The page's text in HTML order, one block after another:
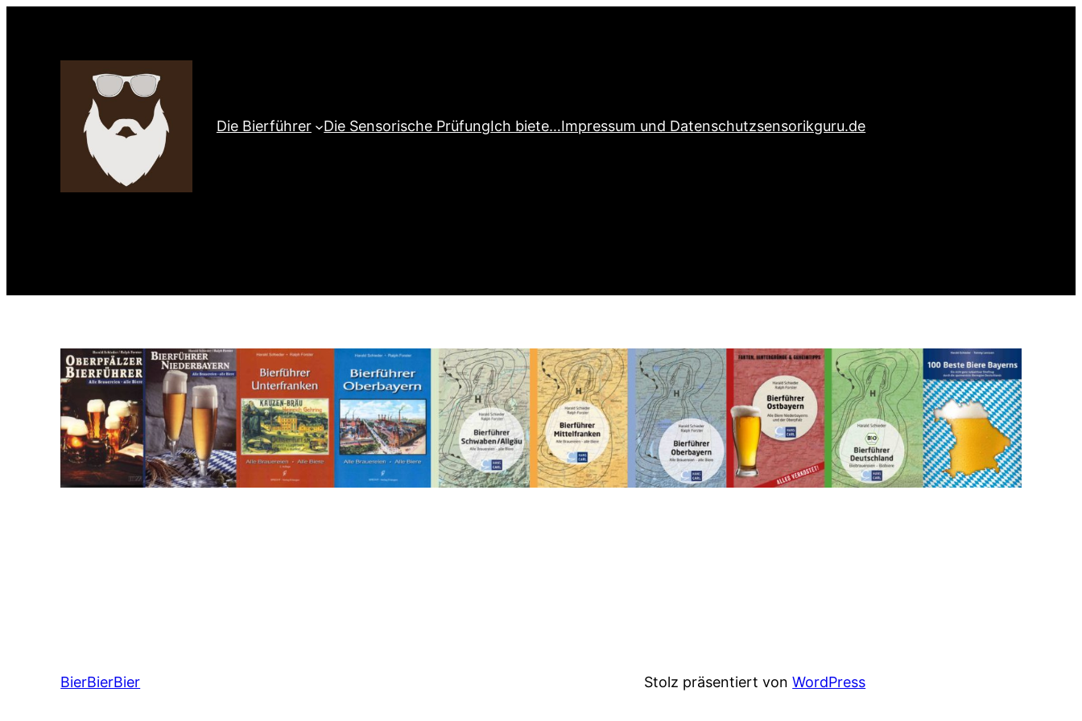
springen
Die Bierführer Die Sensorische PrüfungIch biete…Impressum und Datenschutzsensorikguru.de
BierBierBier Stolz präsentiert vonWordPress